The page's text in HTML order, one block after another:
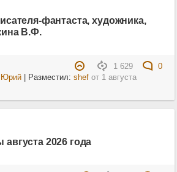
фантаста, художника,
В.Ф.
1 629
0
Юрий| Разместил: shefот 1 августа
2026 года